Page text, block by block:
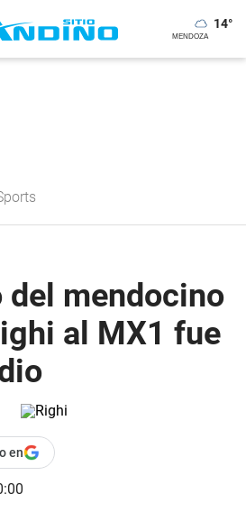
14°
del mendocino
al MX1 fue
en